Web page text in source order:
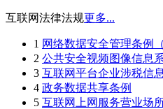
互联网法律法规更多...
1 网络数据安全管理条例（
2 公共安全视频图像信息
3 互联网平台企业涉税信
4 政务数据共享条例
5 互联网上网服务营业场